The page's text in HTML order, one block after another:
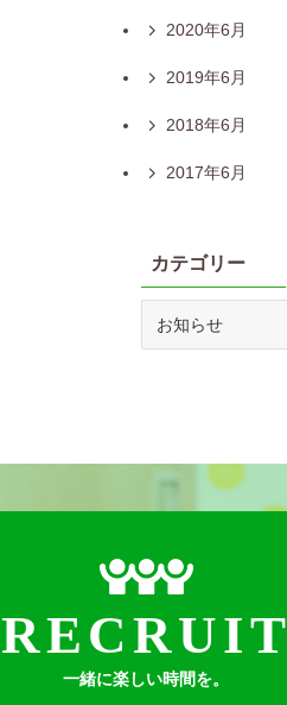
2020年6月
2019年6月
2018年6月
2017年6月
カテゴリー
RECRUIT
一緒に楽しい時間を。